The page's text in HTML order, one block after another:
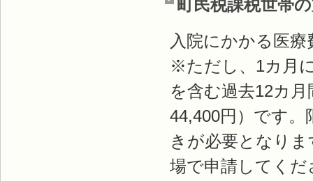
町民税課税世帯
入院にかかる医
※ただし、1カ月
を含む過去12カ
44,400円）です
きが必要となり
場で申請してくだ